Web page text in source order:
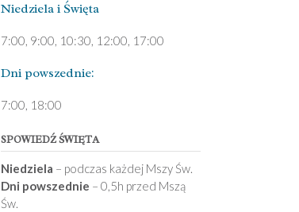
Niedziela ­i Święta
7:00, 9:00, 10:30, 12:00, 17:00
Dni pows­zednie:
7­:00, 18:00­
SPOWIEDŹ ŚWIĘTA
Niedziela – podczas każdej Mszy Św.
Dni powszednie – 0,5h przed Mszą
Św.